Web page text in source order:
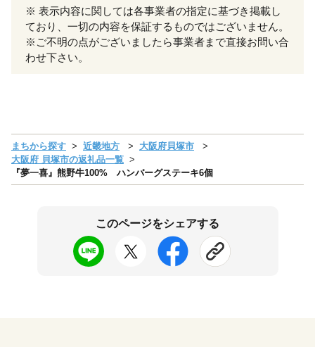
※ 表示内容に関しては各事業者の指定に基づき掲載し
ており、一切の内容を保証するものではございません。
※ご不明の点がございましたら事業者まで直接お問い合
わせ下さい。
まちから探す 近畿地方
大阪府貝塚市
大阪府 貝塚市の返礼品一覧
『夢一喜』熊野牛100% ハンバーグステーキ6個
このページをシェアする